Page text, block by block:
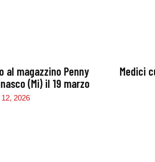
al magazzino Penny
(Mi) il 19 marzo
2026
Medici